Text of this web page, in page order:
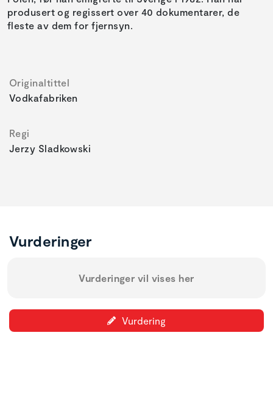
produsert og regissert over 40 dokumentarer, de
fleste av dem for fjernsyn.
Originaltittel
Vodkafabriken
Regi
Jerzy Sladkowski
Vurderinger
Vurderinger vil vises her
Vurdering